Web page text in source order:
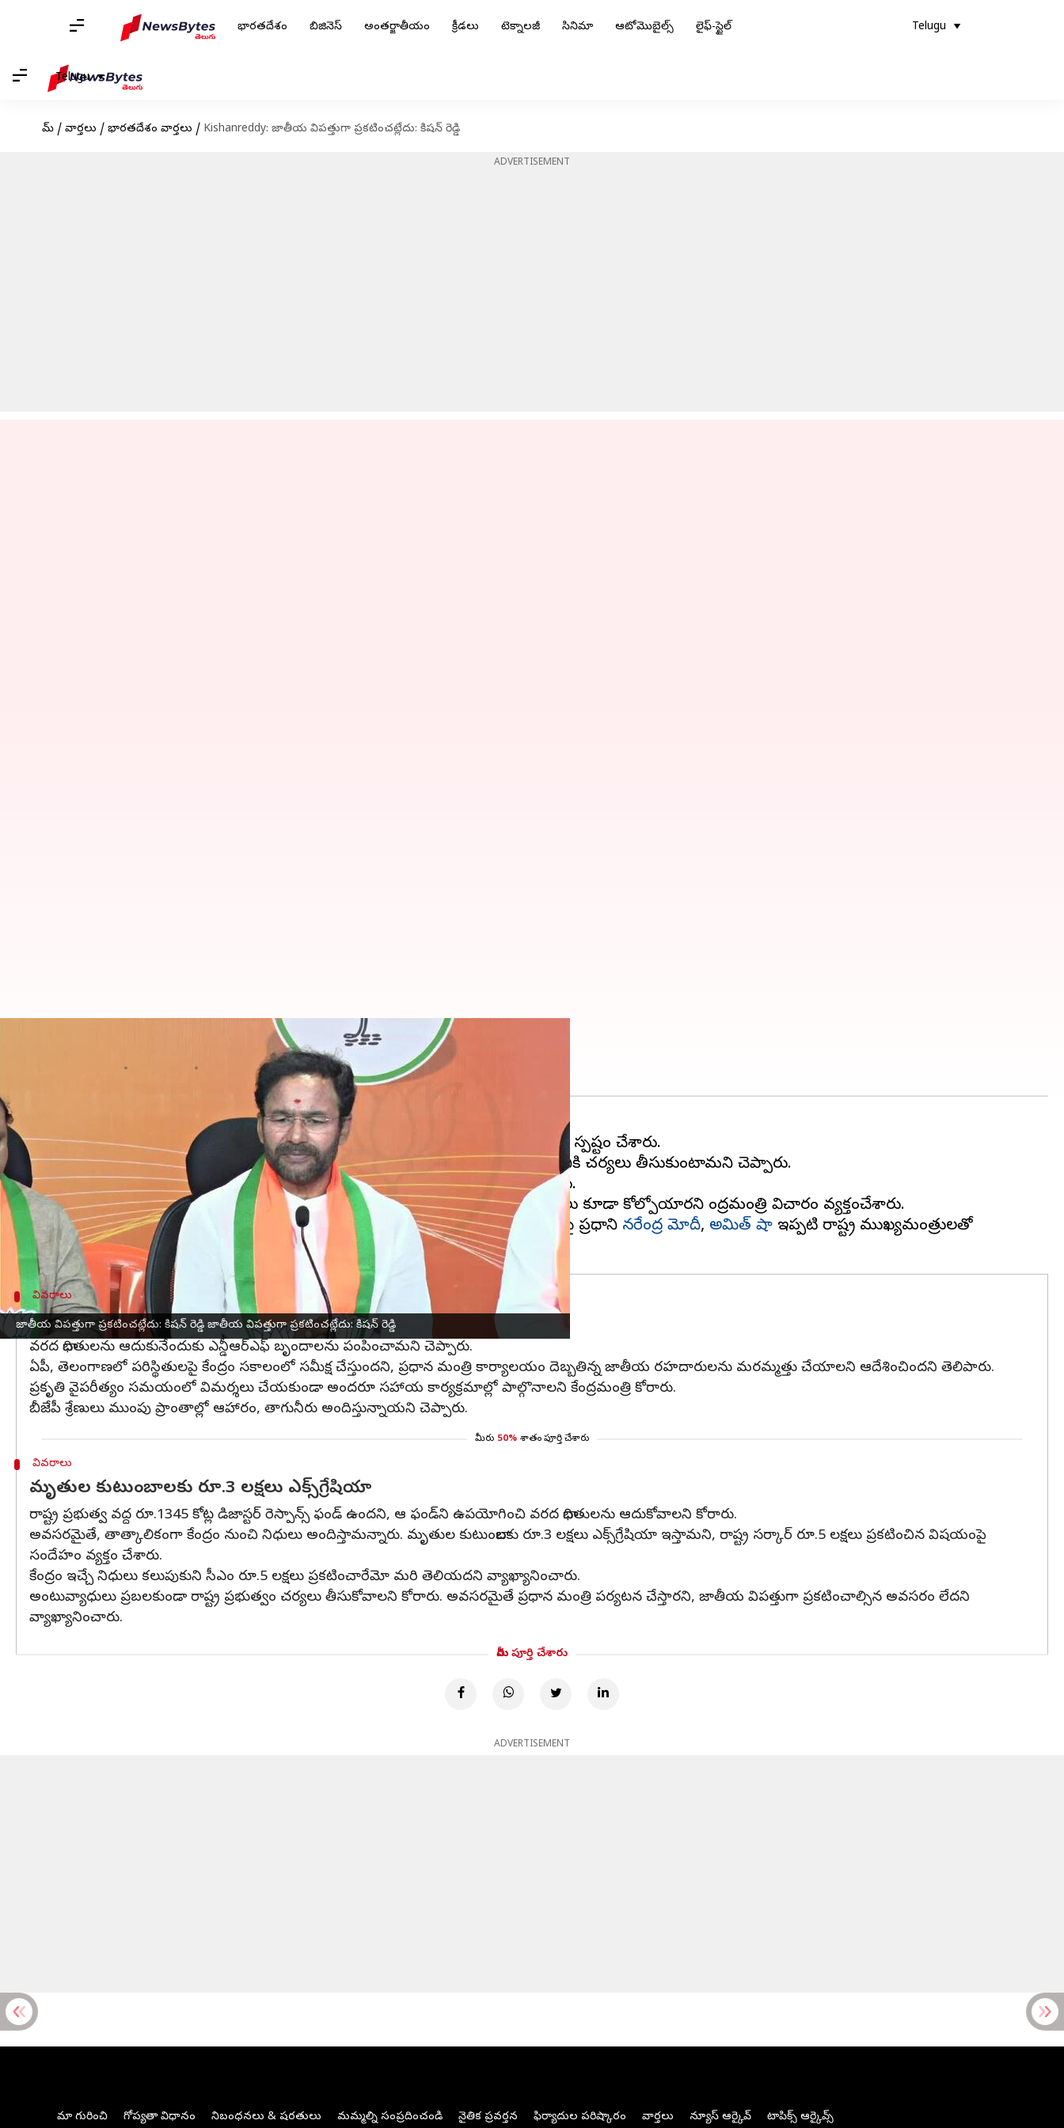
భారతదేశం బిజినెస్ అంతర్జాతీయం క్రీడలు టెక్నాలజీ సినిమా ఆటోమొబైల్స్ లైఫ్-స్టైల్ Telugu
Telugu
హోమ్ / వార్తలు / భారతదేశం వార్తలు / Kishanreddy: జాతీయ విపత్తుగా ప్రకటించట్లేదు: కిషన్ రెడ్డి
ADVERTISEMENT
జాతీయ విపత్తుగా ప్రకటించట్లేదు: కిషన్ రెడ్డి జాతీయ విపత్తుగా ప్రకటించట్లేదు: కిషన్ రెడ్డి
Kishanreddy: జాతీయ విపత్తుగా ప్రకటించట్లేదు: కిషన్ రెడ్డి
కేంద్రం విపత్కర సమయంలో తెలుగు రాష్ట్రాలకు సహాయం అందిస్తుందని కేంద్రమంత్రి కిషన్ రెడ్డి స్పష్టం చేశారు.
వర్షాల కారణంగా రాష్ట్రంలో జరిగిన నష్టాన్ని పరిగణలోకి తీసుకొని, బాధితులను ఆదుకోవడానికి చర్యలు తీసుకుంటామని చెప్పారు.
రాష్ట్ర ప్రభుత్వం అందించే నివేదిక ఆధారంగా కేంద్ర బృందాలు వచ్చి సమీక్ష చేస్తాయని తెలిపారు.
11 జిల్లాల్లో వర్షాల వల్ల ప్రజలు అనేక ఇబ్బందులను ఎదుర్కొంటున్నారని, కొంతమంది ప్రాణాలు కూడా కోల్పోయారని కేంద్రమంత్రి విచారం వ్యక్తంచేశారు.
వర్షాలు, వరదల వల్ల ఆస్తి, పంట నష్టాలు భారీగా చోటు చేసుకున్నాయన్నారు. వరద ప్రభావంపై ప్రధాని నరేంద్ర మోదీ, అమిత్ షా ఇప్పటికే రాష్ట్ర ముఖ్యమంత్రులతో
వివరాలు
ముంపు ప్రాంతాల్లో బీజేపీ శ్రేణులు ఆహారం,తాగునీరు
వరద బాధితులను ఆదుకునేందుకు ఎన్డీఆర్ఎఫ్ బృందాలను పంపించామని చెప్పారు.
ఏపీ, తెలంగాణలో పరిస్థితులపై కేంద్రం సకాలంలో సమీక్ష చేస్తుందని, ప్రధాన మంత్రి కార్యాలయం దెబ్బతిన్న జాతీయ రహదారులను మరమ్మత్తు చేయాలని ఆదేశించిందని తెలిపారు.
ప్రకృతి వైపరీత్యం సమయంలో విమర్శలు చేయకుండా అందరూ సహాయ కార్యక్రమాల్లో పాల్గొనాలని కేంద్రమంత్రి కోరారు.
బీజేపీ శ్రేణులు ముంపు ప్రాంతాల్లో ఆహారం, తాగునీరు అందిస్తున్నాయని చెప్పారు.
మీరు 50% శాతం పూర్తి చేశారు
వివరాలు
మృతుల కుటుంబాలకు రూ.3 లక్షలు ఎక్స్‌గ్రేషియా
రాష్ట్ర ప్రభుత్వ వద్ద రూ.1345 కోట్ల డిజాస్టర్ రెస్పాన్స్ ఫండ్ ఉందని, ఆ ఫండ్‌ని ఉపయోగించి వరద బాధితులను ఆదుకోవాలని కోరారు.
అవసరమైతే, తాత్కాలికంగా కేంద్రం నుంచి నిధులు అందిస్తామన్నారు. మృతుల కుటుంబాలకు రూ.3 లక్షలు ఎక్స్‌గ్రేషియా ఇస్తామని, రాష్ట్ర సర్కార్ రూ.5 లక్షలు ప్రకటించిన విషయంపై
సందేహం వ్యక్తం చేశారు.
కేంద్రం ఇచ్చే నిధులు కలుపుకుని సీఎం రూ.5 లక్షలు ప్రకటించారేమో మరి తెలియదని వ్యాఖ్యానించారు.
అంటువ్యాధులు ప్రబలకుండా రాష్ట్ర ప్రభుత్వం చర్యలు తీసుకోవాలని కోరారు. అవసరమైతే ప్రధాన మంత్రి పర్యటన చేస్తారని, జాతీయ విపత్తుగా ప్రకటించాల్సిన అవసరం లేదని
వ్యాఖ్యానించారు.
మీరు పూర్తి చేశారు
ADVERTISEMENT
మా గురించి గోప్యతా విధానం నిబంధనలు & షరతులు మమ్మల్ని సంప్రదించండి నైతిక ప్రవర్తన ఫిర్యాదుల పరిష్కారం వార్తలు న్యూస్ ఆర్కైవ్ టాపిక్స్ ఆర్కైవ్స్